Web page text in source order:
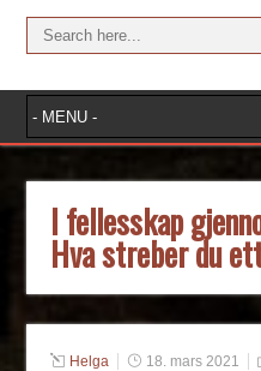
I fellesskap
Hva streber du
Helga 18. mars 2021